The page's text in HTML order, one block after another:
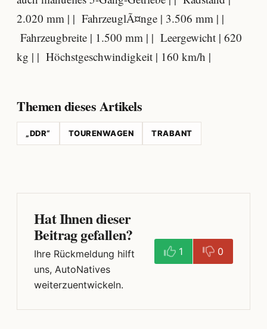
2.020 mm | | FahrzeuglÃ¤nge | 3.506 mm | |
Fahrzeugbreite | 1.500 mm | | Leergewicht | 620
kg | | Höchstgeschwindigkeit | 160 km/h |
Themen dieses Artikels
„DDR“ TOURENWAGEN TRABANT
Hat Ihnen dieser
Beitrag gefallen?
Ihre Rückmeldung hilft
uns, AutoNatives
weiterzuentwickeln.
1 0